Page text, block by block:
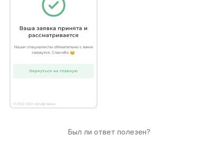
Был ли ответ полезен?